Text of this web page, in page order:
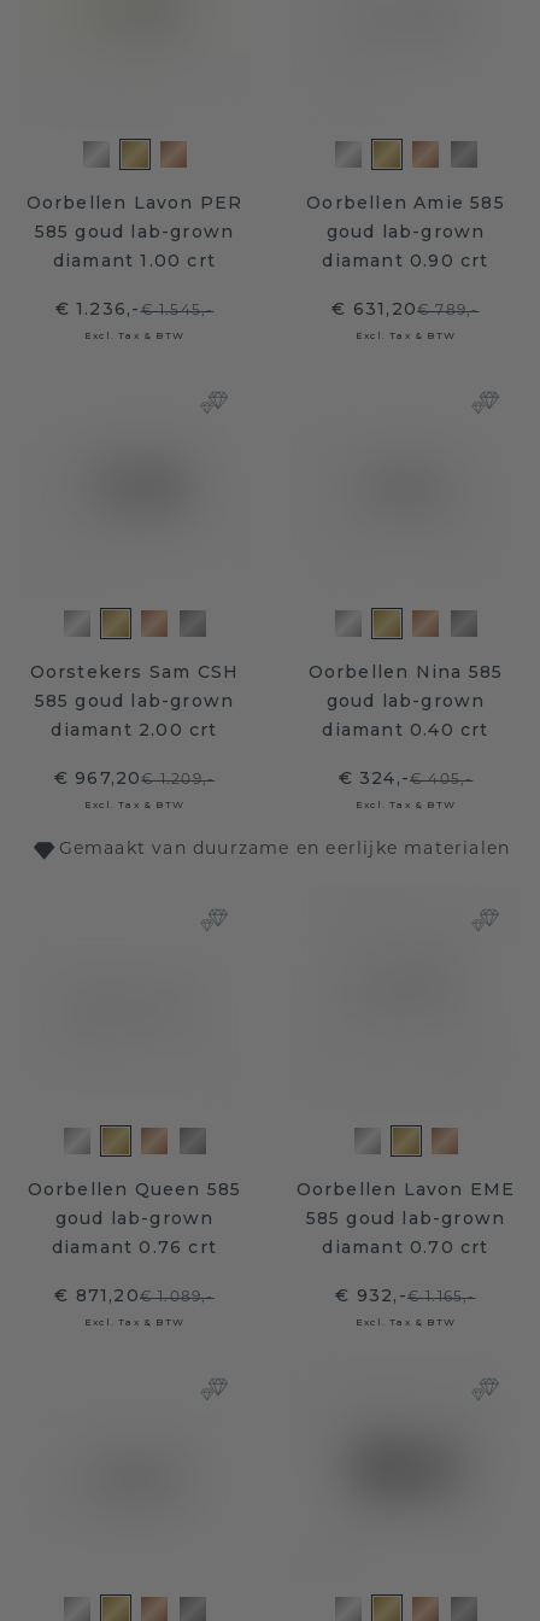
Oorbellen Lavon PER
585 goud lab-grown
diamant 1.00 crt
€ 1.236,-€ 1.545,-
Excl. Tax & BTW
Oorbellen Amie 585
goud lab-grown
diamant 0.90 crt
€ 631,20€ 789,-
Excl. Tax & BTW
Oorstekers Sam CSH
585 goud lab-grown
diamant 2.00 crt
€ 967,20€ 1.209,-
Excl. Tax & BTW
Oorbellen Nina 585
goud lab-grown
diamant 0.40 crt
€ 324,-€ 405,-
Excl. Tax & BTW
Gemaakt van duurzame en eerlijke materialen
Oorbellen Queen 585
goud lab-grown
diamant 0.76 crt
€ 871,20€ 1.089,-
Excl. Tax & BTW
Oorbellen Lavon EME
585 goud lab-grown
diamant 0.70 crt
€ 932,-€ 1.165,-
Excl. Tax & BTW